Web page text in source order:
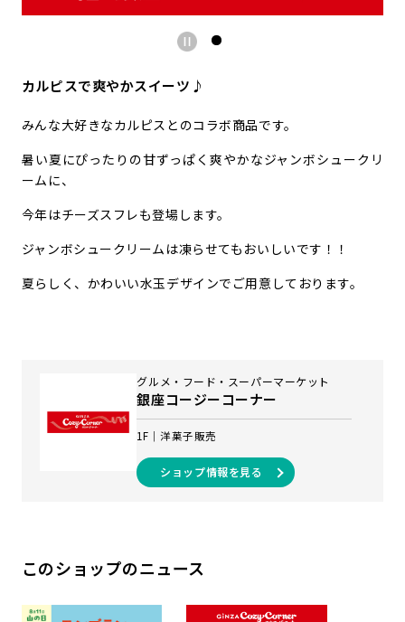
カルピスで爽やかスイーツ♪
みんな大好きなカルピスとのコラボ商品です。
暑い夏にぴったりの甘ずっぱく爽やかなジャンボシュークリ
ームに、
今年はチーズスフレも登場します。
ジャンボシュークリームは凍らせてもおいしいです！！
夏らしく、かわいい水玉デザインでご用意しております。
グルメ・フード・スーパーマーケット
銀座コージーコーナー
1F 洋菓子販売
ショップ情報を見る
このショップのニュース